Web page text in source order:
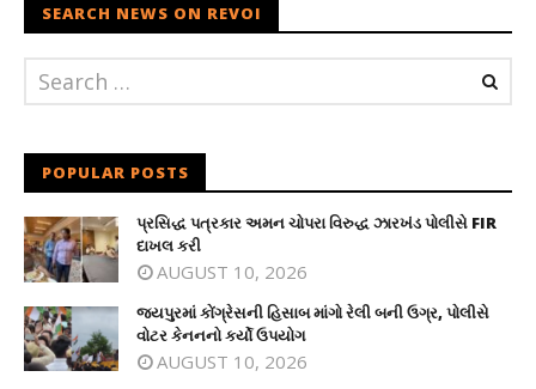
SEARCH NEWS ON REVOI
POPULAR POSTS
પ્રસિદ્ધ પત્રકાર અમન ચોપરા વિરુદ્ધ ઝારખંડ પોલીસે FIR
દાખલ કરી
AUGUST 10, 2026
જયપુરમાં કોંગ્રેસની હિસાબ માંગો રેલી બની ઉગ્ર, પોલીસે
વોટર કેનનનો કર્યો ઉપયોગ
AUGUST 10, 2026